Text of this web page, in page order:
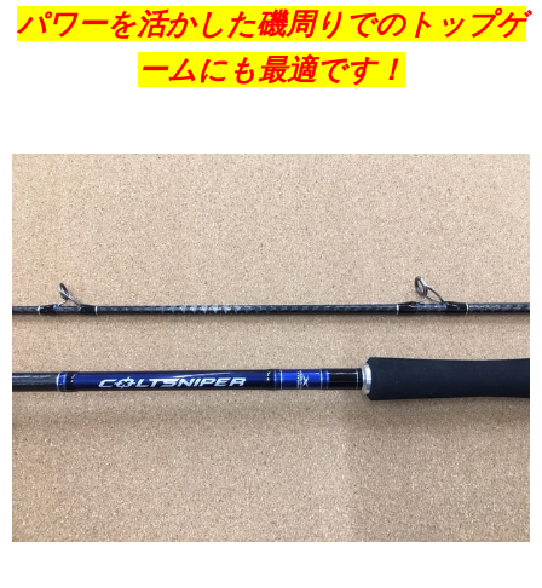
パワーを活かした磯周りでのトップゲ
ームにも最適です！